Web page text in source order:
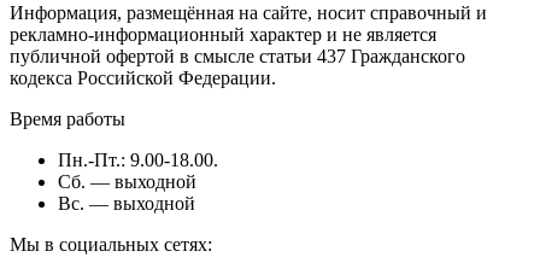
Информация, размещённая на сайте, носит справочный и
рекламно-информационный характер и не является
публичной офертой в смысле статьи 437 Гражданского
кодекса Российской Федерации.
Время работы
Пн.-Пт.: 9.00-18.00.
Сб. — выходной
Вс. — выходной
Мы в социальных сетях: